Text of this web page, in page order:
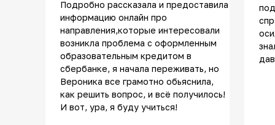
Подробно рассказала и предоставила
информацию онлайн про
направления,которые интересовали
возникла проблема с оформленным
образовательным кредитом в
сбербанке, я начала переживать, но
Вероника все грамотно обьяснила,
как решить вопрос, и всё получилось!
И вот, ура, я буду учиться!